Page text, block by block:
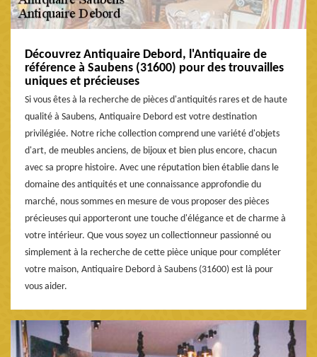
Découvrez Antiquaire Debord, l'Antiquaire de
référence à Saubens (31600) pour des trouvailles
uniques et précieuses
Si vous êtes à la recherche de pièces d'antiquités rares et de haute
qualité à Saubens, Antiquaire Debord est votre destination
privilégiée. Notre riche collection comprend une variété d'objets
d'art, de meubles anciens, de bijoux et bien plus encore, chacun
avec sa propre histoire. Avec une réputation bien établie dans le
domaine des antiquités et une connaissance approfondie du
marché, nous sommes en mesure de vous proposer des pièces
précieuses qui apporteront une touche d'élégance et de charme à
votre intérieur. Que vous soyez un collectionneur passionné ou
simplement à la recherche de cette pièce unique pour compléter
votre maison, Antiquaire Debord à Saubens (31600) est là pour
vous aider.